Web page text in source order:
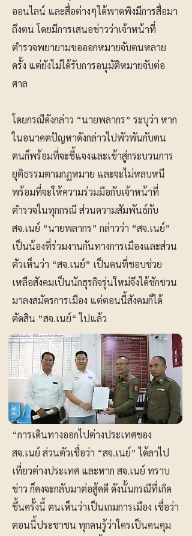
ออนไลน์ และสื่อต่างๆได้พาดพิงมีการสื่อมา
ถึงตน โดยมีการเสนอข่าวว่าเจ้าหน้าที่
ตำรวจพยายามขอออกหมายจับตนหลาย
ครั้ง แต่ยังไม่ได้รับการอนุมัติหมายจับต่อ
ศาล
โดยกรณีดังกล่าว “นายพลากร” ระบุว่า หาก
ในอนาคตปัญหาดังกล่าวไปพัวพันกับตน
ตนก็พร้อมที่จะชี้แจงและเข้าสู่กระบวนการ
ยุติธรรมตามกฏหมาย และจะไม่หลบหนี
พร้อมที่จะให้ความร่วมมือกับเจ้าหน้าที่
ตำรวจในทุกกรณี ส่วนความสัมพันธ์กับ
สจ.เนย์ “นายพลากร” กล่าวว่า “สจ.เนย์”
เป็นน้องที่ร่วมงานกันทางการเมืองและส่วน
ตัวเห็นว่า “สจ.เนย์” เป็นคนที่ชอบช่วย
เหลือสังคมเป็นนักธุรกิจรุ่นใหม่จึงได้ชักชวน
มาลงสมัครการเมือง แต่ตอนนี้สังคมก็ได้
ตัดสิน ”สจ.เนย์“ ไปแล้ว
“การเดินทางออกไปต่างประเทศของ
สจ.เนย์ ส่วนตัวเชื่อว่า “สจ.เนย์” ได้ลาไป
เที่ยวต่างประเทศ และหาก สจ.เนย์ ทราบ
ข่าว ก็คงจะกลับมาต่อสู้คดี ดังนั้นกรณีที่เกิด
ขึ้นครั้งนี้ ตนเห็นว่าเป็นเกมการเมือง เชื่อว่า
ตอนนี้ประชาชน ทุกคนรู้ว่าใครเป็นคนคุม